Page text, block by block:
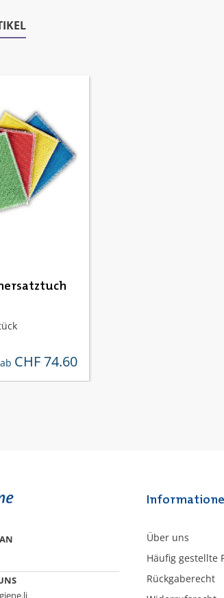
regulärer preis:
ab CHF 74.60
Über uns
Häufig gestellte
Rückgaberecht